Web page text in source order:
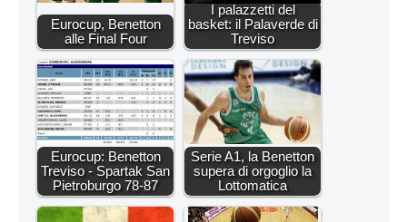
Eurocup, Benetton
alle Final Four
I palazzetti del
basket: il Palaverde di
Treviso
Eurocup: Benetton
Treviso - Spartak San
Pietroburgo 78-87
Serie A1, la Benetton
supera di orgoglio la
Lottomatica